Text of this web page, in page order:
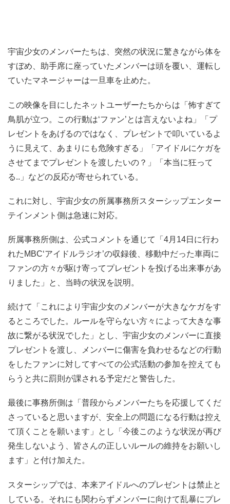
宇宙少女のメンバーたちは、突然の状況に驚きながら体を
すぼめ、助手席に座っていたメンバーは頭を覆い、運転し
ていたマネージャーは一旦車を止めた。
この映像を目にしたネットユーザーたちからは「怖すぎて
鳥肌が立つ。この行動は‘ファン’とは言えないよね」「プ
レゼントをあげるのではなく、プレゼントで叩いているよ
うに見えて、あまりにも危険すぎる」「アイドルにケガを
させてまでプレゼントを渡したいの？」「本当に狂って
る..」などの反応が寄せられている。
これに対し、宇宙少女の所属事務所スターシップエンター
テインメント側は急速に対応。
所属事務所側は、公式コメントを通じて「4月14日に行わ
れたMBC‘アイドルラジオ’の収録後、移動中だった車両に
ファンの方々が駆け寄ってプレゼントを投げる出来事があ
りました」と、当時の状況を説明。
続けて「これにより宇宙少女のメンバーが大きなケガをす
るところでした。ルールを守らない方々によって大きな事
故に繋がる状況でした」とし、宇宙少女のメンバーに直接
プレゼントを渡し、メンバーに傷害を負わせるなどの行動
をしたファンに対してすべての公式活動の参加を控えても
らうと共に罰則が課される予定だと警告した。
最後に事務所側は「普段からメンバーたちを応援してくだ
さっていると思いますが、安全上の問題になる行動は控え
て頂くことを願います」とし「今後このような状況が再び
発生しないよう、皆さんの正しいルールの維持をお願いし
ます」と付け加えた。
スターシップでは、本来アイドルへのプレゼントは禁止と
している。それにも関わらずメンバーに向けて乱暴にプレ